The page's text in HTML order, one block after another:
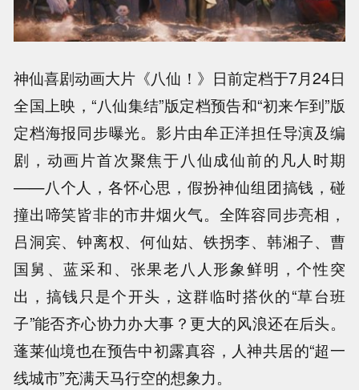
神仙喜剧动画大片《八仙！》日前定档于7月24日
全国上映，“八仙集结”版定档预告和“初来乍到”版
定档海报同步曝光。影片由牟正洋担任导演及编
剧，动画片首次聚焦于八仙成仙前的凡人时期
——八个人，各怀心思，假扮神仙组团搞钱，碰
撞出啼笑皆非的市井烟火气。全阵容同步亮相，
吕洞宾、钟离权、何仙姑、铁拐李、韩湘子、曹
国舅、蓝采和、张果老八人形象鲜明，个性突
出，搞钱只是个开头，这群临时搭伙的“草台班
子”能否齐心协力办大事？更大的风浪还在后头。
蓬莱仙境也在预告中初露真容，人神共居的“超一
线城市”充满天马行空的想象力。